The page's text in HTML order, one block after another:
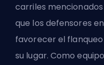
carriles
que los defensores
favorecer el
su lugar. Como